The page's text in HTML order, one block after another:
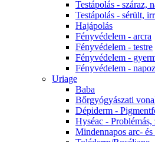
Testápolás - száraz,
Testápolás - sérült,
Hajápolás
Fényvédelem - arcra
Fényvédelem - testre
Fényvédelem -
Fényvédelem -
Uriage
Baba
Bőrgyógyászati
Dépiderm -
Hyséac - Problémás,
Mindennapos arc- és